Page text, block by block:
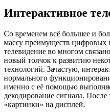
Интерактивное
Со временем всё большее и
массу преимуществ цифровых
телевидение во многом
новый толчок к развитию
технологий. Зачастую,
нормального
именно с её помощью
декодирование сигнала.
«картинки» на дисплей.